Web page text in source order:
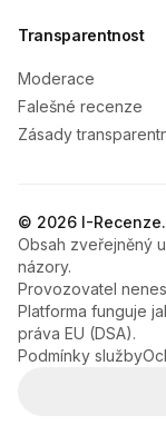
Transparentnost
Moderace
Falešné recenze
Zásady
© 2026 I-
Obsah zveřejněný
názory.
Provozovatel
Platforma funguje
práva EU (DSA).
Podmínky služby